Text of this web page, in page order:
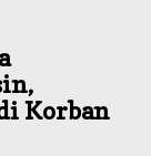
Korban